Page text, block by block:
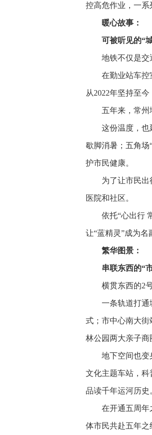
控高危作业，一系
暖心故事：
可被听见的“
地铁不仅是交
在勤业站车控
从2022年坚持至
五年来，常州
这份温度，也
歇脚消暑；五角场
护市民健康。
为了让市民
医院和社区。
依托“心出行
让“蓝精灵”成为名
繁华图景：
串联东西的“
横贯东西的2
一条轨道打通
式；市中心南大
林公园两大亲子商
地下空间也变
文化主题车站，
品读千年运河历史
在开通五周年
体市民共赴五年之